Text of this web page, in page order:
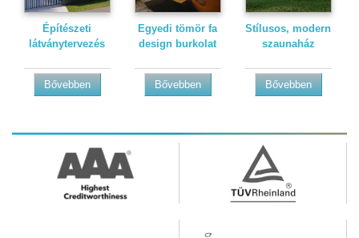
Építészeti
látványtervezés
Bővebben
Egyedi tömör fa
design burkolat
Bővebben
Stílusos, modern
szaunaház
Bővebben